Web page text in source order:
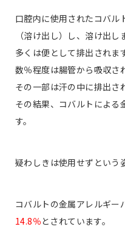
口腔内に使用されたコバル
（溶け出し）し、溶け出し
多くは便として排出されま
数％程度は腸管から吸収さ
その一部は汗の中に排出さ
その結果、コバルトによる
す。
疑わしきは使用せずという
コバルトの金属アレルギー
14.8％とされています。